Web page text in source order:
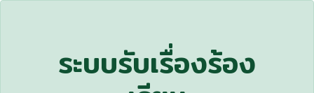
ระบบรับเรื่องร้อง